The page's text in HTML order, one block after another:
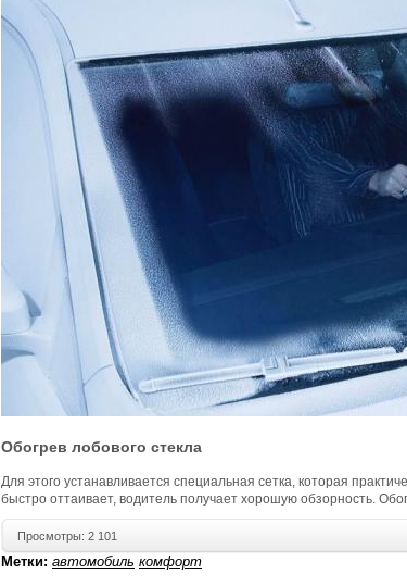
Обогрев лобового стекла
Для этого устанавливается специальная сетка, которая
быстро оттаивает, водитель получает хорошую обзорность.
Просмотры: 2 101
Метки: автомобиль комфорт